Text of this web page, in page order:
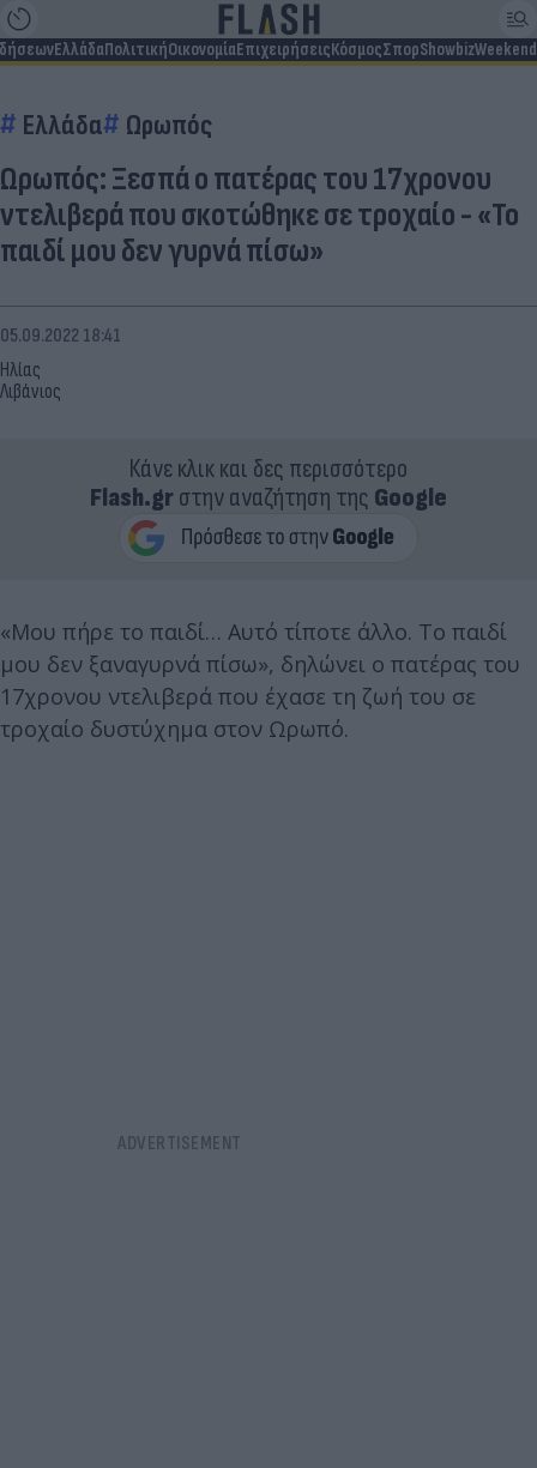
ΕλλάδαΠολιτικήΟικονομίαΕπιχειρήσειςΚόσμοςΣπορShowbizWeekend
Ελλάδα Ωρωπός
Ωρωπός: Ξεσπά ο πατέρας του 17χρονου
ντελιβερά που σκοτώθηκε σε τροχαίο - «Το
παιδί μου δεν γυρνά πίσω»
Ηλίας
Λιβάνιος
05.09.2022 18:41
Κάνε κλικ και δες περισσότερο
Flash.grστην αναζήτηση της Google
«Μου πήρε το παιδί… Αυτό τίποτε άλλο. Το παιδί
μου δεν ξαναγυρνά πίσω», δηλώνει ο πατέρας του
17χρονου ντελιβερά που έχασε τη ζωή του σε
τροχαίο δυστύχημα στον Ωρωπό.